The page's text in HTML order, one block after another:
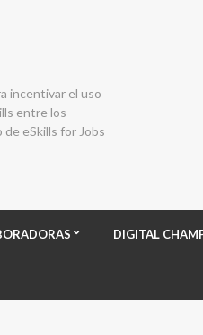
incentivar el uso
entre los
eSkills for Jobs
DIGITAL